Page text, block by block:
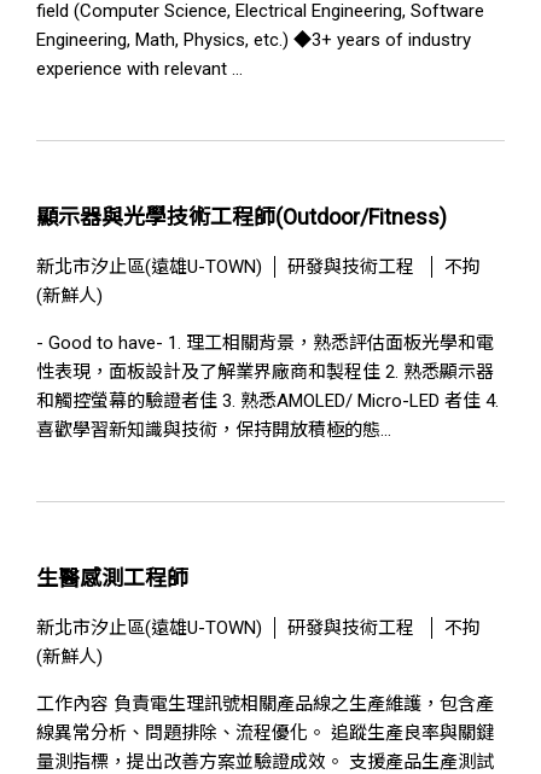
field (Computer Science, Electrical Engineering, Software
Engineering, Math, Physics, etc.) ◆3+ years of industry
experience with relevant ...
顯示器與光學技術工程師(Outdoor/Fitness)
新北市汐止區(遠雄U-TOWN) 研發與技術工程
不拘
(新鮮人)
- Good to have- 1. 理工相關背景，熟悉評估面板光學和電
性表現，面板設計及了解業界廠商和製程佳 2. 熟悉顯示器
和觸控螢幕的驗證者佳 3. 熟悉AMOLED/ Micro-LED 者佳 4.
喜歡學習新知識與技術，保持開放積極的態...
生醫感測工程師
新北市汐止區(遠雄U-TOWN) 研發與技術工程
不拘
(新鮮人)
工作內容 負責電生理訊號相關產品線之生產維護，包含產
線異常分析、問題排除、流程優化。 追蹤生產良率與關鍵
量測指標，提出改善方案並驗證成效。 支援產品生產測試